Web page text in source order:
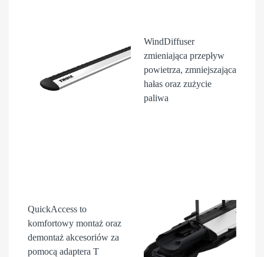
WindDiffuser
zmieniająca przepływ
powietrza, zmniejszająca
hałas oraz zużycie
paliwa
QuickAccess to
komfortowy montaż oraz
demontaż akcesoriów za
pomocą adaptera T